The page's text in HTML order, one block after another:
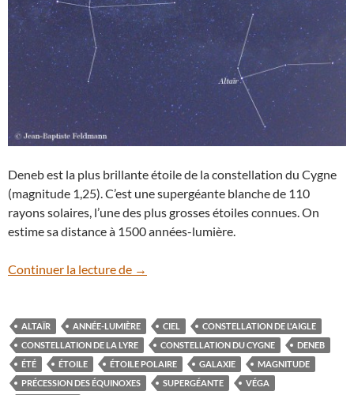
Deneb est la plus brillante étoile de la constellation du Cygne
(magnitude 1,25). C’est une supergéante blanche de 110
rayons solaires, l’une des plus grosses étoiles connues. On
estime sa distance à 1500 années-lumière.
Continuer la lecture de Le triangle d’été
→
ALTAÏR ANNÉE-LUMIÈRE CIEL
CONSTELLATION DE L'AIGLE
CONSTELLATION DE LA LYRE
CONSTELLATION DU CYGNE
DENEB
ÉTÉ
ÉTOILE ÉTOILE POLAIRE GALAXIE
MAGNITUDE
PRÉCESSION DES ÉQUINOXES
SUPERGÉANTE
VÉGA